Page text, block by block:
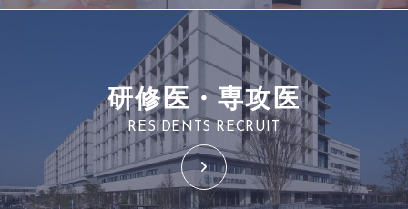
研修医・専攻医
RESIDENTS RECRUIT